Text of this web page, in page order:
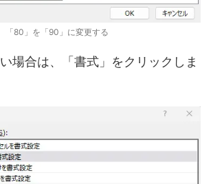
「80」を「90」に変更する
場合は、「書式」をクリックしま